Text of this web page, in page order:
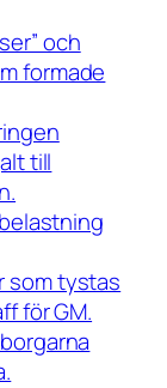
och
formade
till
som tystas
för GM.